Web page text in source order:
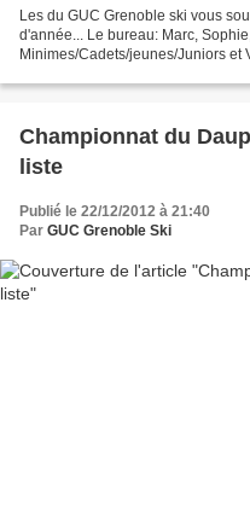
Les du GUC Grenoble ski vous
d'année... Le bureau: Marc,
Minimes/Cadets/jeunes/Juniors et
Championnat du
liste
Publié le 22/12/2012 à 21:40
Par GUC Grenoble Ski